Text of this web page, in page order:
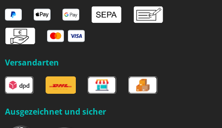
Versandarten
Ausgezeichnet und sicher